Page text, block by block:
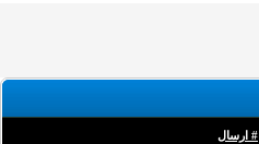
# ارسال